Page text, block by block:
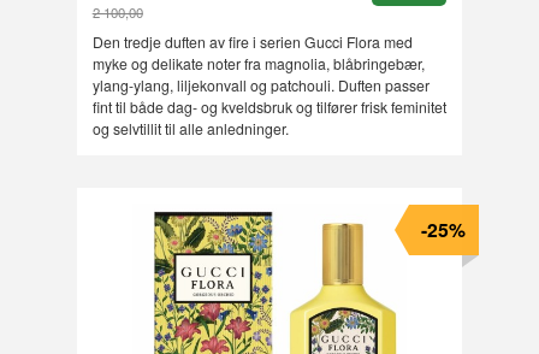
2 100,00
Rabatt
Den tredje duften av fire i serien Gucci Flora med
myke og delikate noter fra magnolia, blåbringebær,
ylang-ylang, liljekonvall og patchouli. Duften passer
fint til både dag- og kveldsbruk og tilfører frisk feminitet
og selvtillit til alle anledninger.
-25%